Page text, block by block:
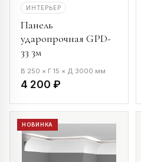
ИНТЕРЬЕР
Панель
ударопрочная GPD-
33 3м
В 250 × Г 15 × Д 3000 мм
4 200 ₽
НОВИНКА